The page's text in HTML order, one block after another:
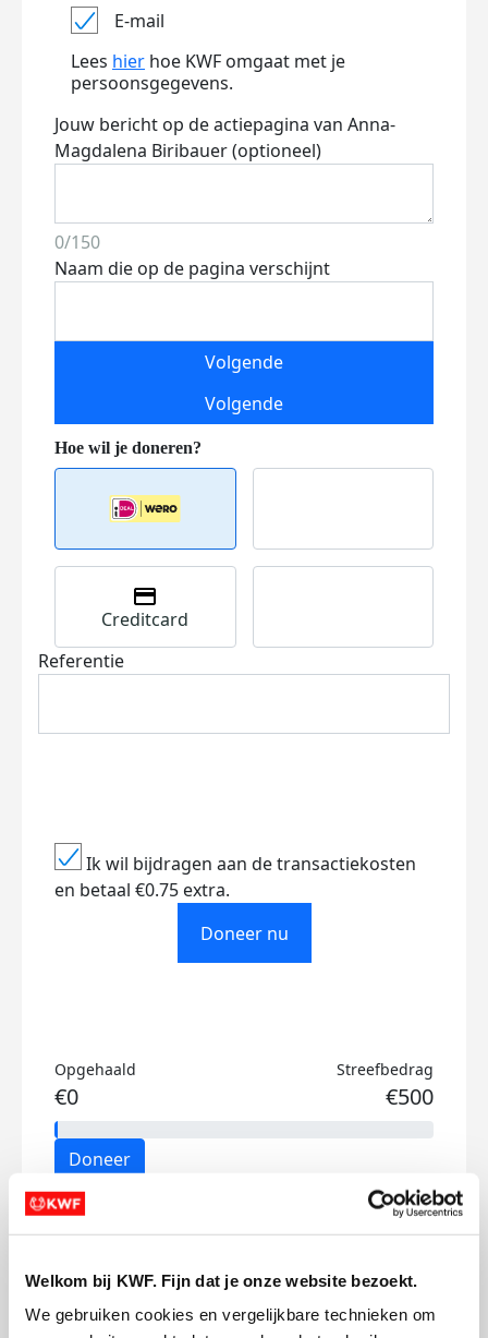
Welkom bij KWF. Fijn dat je onze website bezoekt.
We gebruiken cookies en vergelijkbare technieken om
E-mail
Lees hier hoe KWF omgaat met je
persoonsgegevens.
Jouw bericht op de actiepagina van Anna-
Magdalena Biribauer (optioneel)
0/150
Naam die op de pagina verschijnt
Volgende
Volgende
Creditcard
Referentie
Ik wil bijdragen aan de transactiekosten
en betaal €0.75 extra.
Doneer nu
Opgehaald
€0
Streefbedrag
€500
Doneer